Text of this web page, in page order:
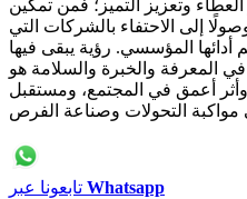
وتعزيز التميز؛ فمن تمكين
إلى الاحتفاء بالشركات التي
المؤسسي. رؤية يبقى فيها
في المعرفة والخبرة والسلامة هو
وأثر أعمق في المجتمع، ومستقبل
Whatsapp